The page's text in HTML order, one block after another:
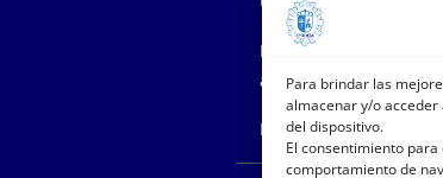
Para brindar las
almacenar y/o
del dispositivo.
El consentimiento
comportamiento de
Protección del medio
ambiente
Policía administrativa